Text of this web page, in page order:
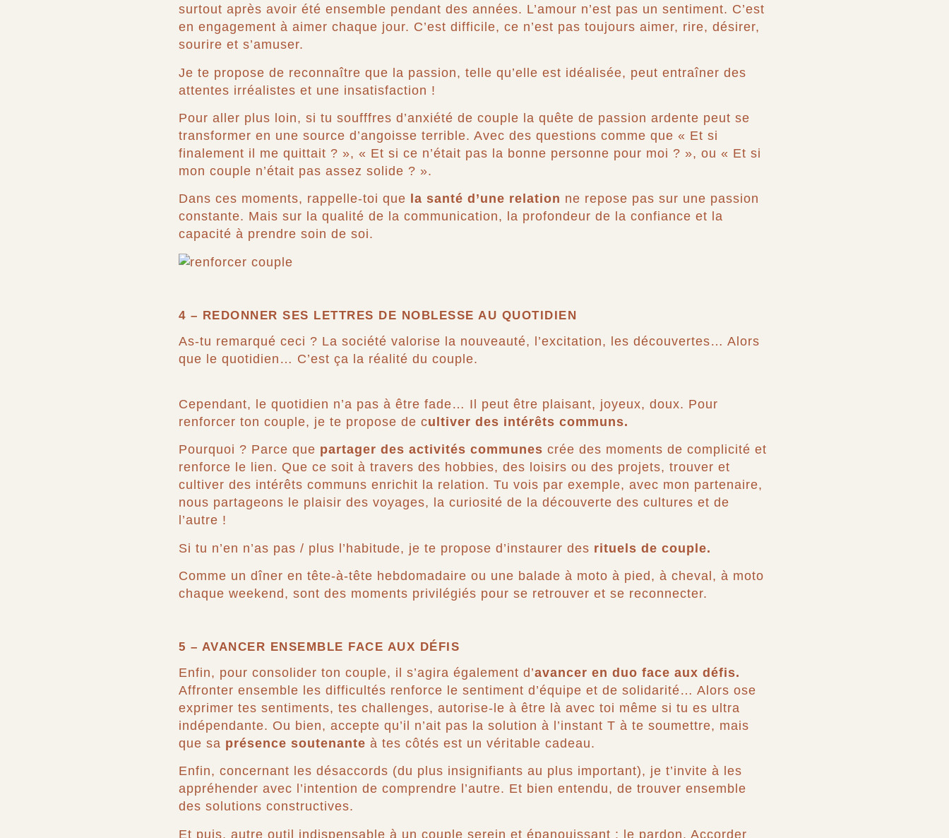
surtout après avoir été ensemble pendant des années. L’amour n’est pas un sentiment. C’est
en engagement à aimer chaque jour. C’est difficile, ce n’est pas toujours aimer, rire, désirer,
sourire et s’amuser.
Je te propose de reconnaître que la passion, telle qu’elle est idéalisée, peut entraîner des
attentes irréalistes et une insatisfaction !
Pour aller plus loin, si tu soufffres d’anxiété de couple la quête de passion ardente peut se
transformer en une source d’angoisse terrible. Avec des questions comme que « Et si
finalement il me quittait ? », « Et si ce n’était pas la bonne personne pour moi ? », ou « Et si
mon couple n’était pas assez solide ? ».
Dans ces moments, rappelle-toi que
la santé d’une relation ne repose pas sur une passion
constante. Mais sur la qualité de la communication, la profondeur de la confiance et la
capacité à prendre soin de soi.
4 – REDONNER SES LETTRES DE NOBLESSE AU QUOTIDIEN
As-tu remarqué ceci ? La société valorise la nouveauté, l’excitation, les découvertes… Alors
que le quotidien… C’est ça la réalité du couple.
Cependant, le quotidien n’a pas à être fade… Il peut être plaisant, joyeux, doux. Pour
renforcer ton couple, je te propose de cultiver des intérêts communs.
Pourquoi ? Parce que partager des activités communes crée des moments de complicité et
renforce le lien. Que ce soit à travers des hobbies, des loisirs ou des projets, trouver et
cultiver des intérêts communs enrichit la relation. Tu vois par exemple, avec mon partenaire,
nous partageons le plaisir des voyages, la curiosité de la découverte des cultures et de
l’autre !
Si tu n’en n’as pas / plus l’habitude, je te propose d’instaurer des rituels de couple.
Comme un dîner en tête-à-tête hebdomadaire ou une balade à moto à pied, à cheval, à moto
chaque weekend, sont des moments privilégiés pour se retrouver et se reconnecter.
5 – AVANCER ENSEMBLE FACE AUX DÉFIS
Enfin, pour consolider ton couple, il s’agira également d’avancer en duo face aux défis.
Affronter ensemble les difficultés renforce le sentiment d’équipe et de solidarité… Alors ose
exprimer tes sentiments, tes challenges, autorise-le à être là avec toi même si tu es ultra
indépendante. Ou bien, accepte qu’il n’ait pas la solution à l’instant T à te soumettre, mais
que sa présence soutenante à tes côtés est un véritable cadeau.
Enfin, concernant les désaccords (du plus insignifiants au plus important), je t’invite à les
appréhender avec l’intention de comprendre l’autre. Et bien entendu, de trouver ensemble
des solutions constructives.
Et puis, autre outil indispensable à un couple serein et épanouissant : le pardon. Accorder